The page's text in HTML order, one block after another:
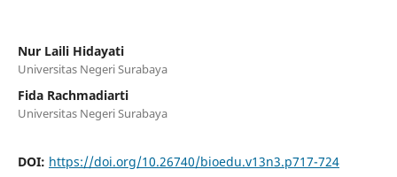
Nur Laili Hidayati
Universitas Negeri Surabaya
Fida Rachmadiarti
Universitas Negeri Surabaya
DOI: https://doi.org/10.26740/bioedu.v13n3.p717-724